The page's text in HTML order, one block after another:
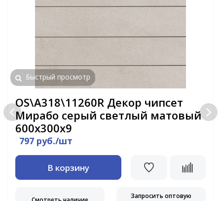
Быстрый просмотр
OS\A318\11260R Декор чипсет
Мирабо серый светлый матовый
600х300х9
797 руб./шт
В корзину
Запросить оптовую